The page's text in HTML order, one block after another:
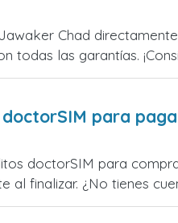
Chad
todas las garantías.
para
doctorSIM para
al finalizar. ¿No tienes